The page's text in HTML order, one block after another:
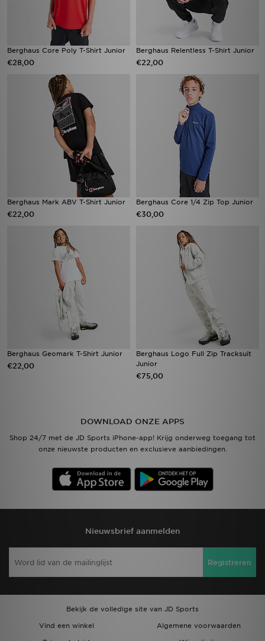
Berghaus Core Poly T-Shirt Junior
€28,00
Berghaus Relentless T-Shirt Junior
€22,00
Berghaus Mark ABV T-Shirt Junior
€22,00
Berghaus Core 1/4 Zip Top Junior
€30,00
Berghaus Geomark T-Shirt Junior
€22,00
Berghaus Logo Full Zip Tracksuit
Junior
€75,00
DOWNLOAD ONZE APPS
Shop 24/7 met de JD Sports iPhone-app! Krijg onderweg toegang tot
onze nieuwste producten en exclusieve aanbiedingen.
Nieuwsbrief aanmelden
Registreren
Bekijk de volledige site van JD Sports
Vind een winkel
Algemene voorwaarden